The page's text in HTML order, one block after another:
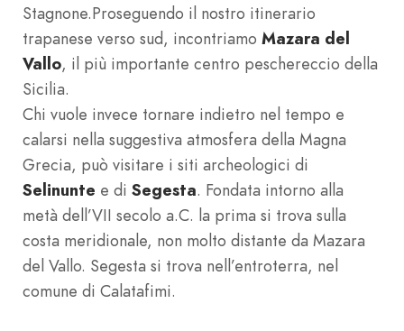
Stagnone.Proseguendo il nostro itinerario
trapanese verso sud, incontriamo Mazara del
Vallo, il più importante centro peschereccio della
Sicilia.
Chi vuole invece tornare indietro nel tempo e
calarsi nella suggestiva atmosfera della Magna
Grecia, può visitare i siti archeologici di
Selinunte e di Segesta. Fondata intorno alla
metà dell’VII secolo a.C. la prima si trova sulla
costa meridionale, non molto distante da Mazara
del Vallo. Segesta si trova nell’entroterra, nel
comune di Calatafimi.